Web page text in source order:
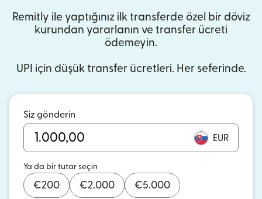
Remitly ile yaptığınız ilk transferde özel bir döviz
kurundan yararlanın ve transfer ücreti
ödemeyin.
UPI için düşük transfer ücretleri. Her seferinde.
Siz gönderin
EUR
Ya da bir tutar seçin
€200 €2.000 €5.000